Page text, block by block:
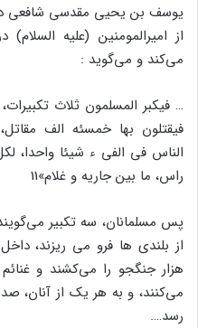
یوسف بن یحیی مقدسی شافعی در
می‌کند و می‌گوید :
… فیکبر المسلمون ثلاث
فیقتلون بها خمسئه الف
الناس فی الفی ء شیئا واحدا،
راس، ما بین جاریه و غلام»11
پس مسلمانان، سه تکبیر
از بلندی ها فرو می ریزند‌،
هزار جنگجو را می‌کشند و
می‌کنند، و به هر یک از آنان،
رسد….